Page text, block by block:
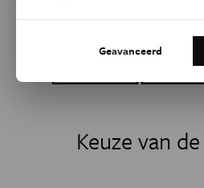
Dit artikel
Keuze van
Geavanceerd